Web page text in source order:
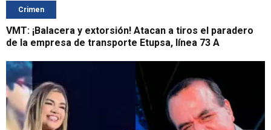
Crimen
VMT: ¡Balacera y extorsión! Atacan a tiros el paradero
de la empresa de transporte Etupsa, línea 73 A